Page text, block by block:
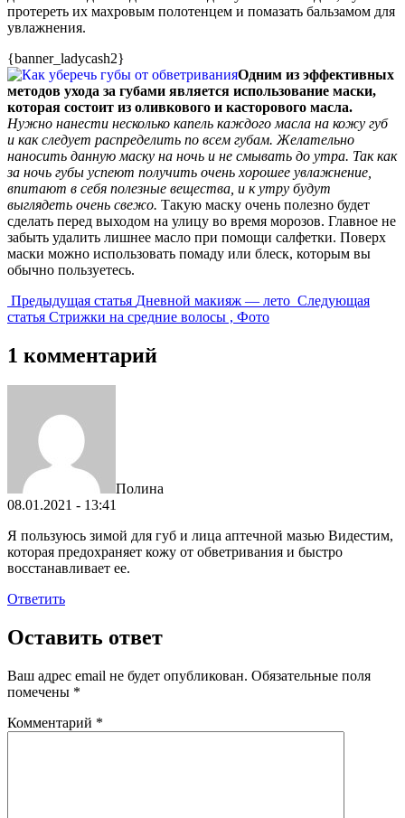
протереть их махровым полотенцем и помазать бальзамом для
увлажнения.
{banner_ladycash2}
Одним из эффективных
методов ухода за губами является использование маски,
которая состоит из оливкового и касторового масла.
Нужно нанести несколько капель каждого масла на кожу губ
и как следует распределить по всем губам. Желательно
наносить данную маску на ночь и не смывать до утра. Так как
за ночь губы успеют получить очень хорошее увлажнение,
впитают в себя полезные вещества, и к утру будут
выглядеть очень свежо. Такую маску очень полезно будет
сделать перед выходом на улицу во время морозов. Главное не
забыть удалить лишнее масло при помощи салфетки. Поверх
маски можно использовать помаду или блеск, которым вы
обычно пользуетесь.
Предыдущая статья Предыдущая
запись:
Дневной макияж — лето Следующая
статья Следующая
Стрижки на средние волосы , Фото
1 комментарий
Полина
08.01.2021 - 13:41
Я пользуюсь зимой для губ и лица аптечной мазью Видестим,
которая предохраняет кожу от обветривания и быстро
восстанавливает ее.
Ответить
Оставить ответ
Ваш адрес email не будет опубликован. Обязательные поля
помечены *
Комментарий *